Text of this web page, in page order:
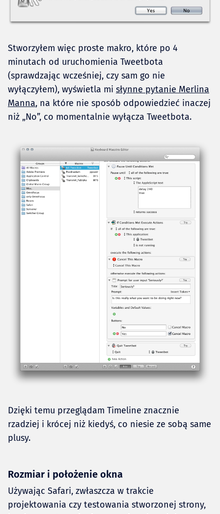
Stworzyłem więc proste makro, które po 4
minutach od uruchomienia Tweetbota
(sprawdzając wcześniej, czy sam go nie
wyłączyłem), wyświetla mi słynne pytanie Merlina
Manna, na które nie sposób odpowiedzieć inaczej
niż „No”, co momentalnie wyłącza Tweetbota.
Dzięki temu przeglądam Timeline znacznie
rzadziej i krócej niż kiedyś, co niesie ze sobą same
plusy.
Rozmiar i położenie okna
Używając Safari, zwłaszcza w trakcie
projektowania czy testowania stworzonej strony,